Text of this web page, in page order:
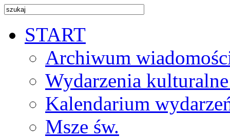
START
Archiwum
Wydarzenia
Kalendarium
Msze św.